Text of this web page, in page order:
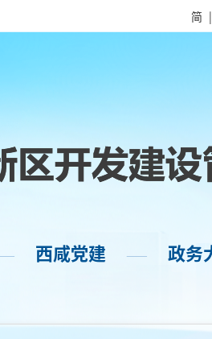
简 |
西咸党建 —— 政务